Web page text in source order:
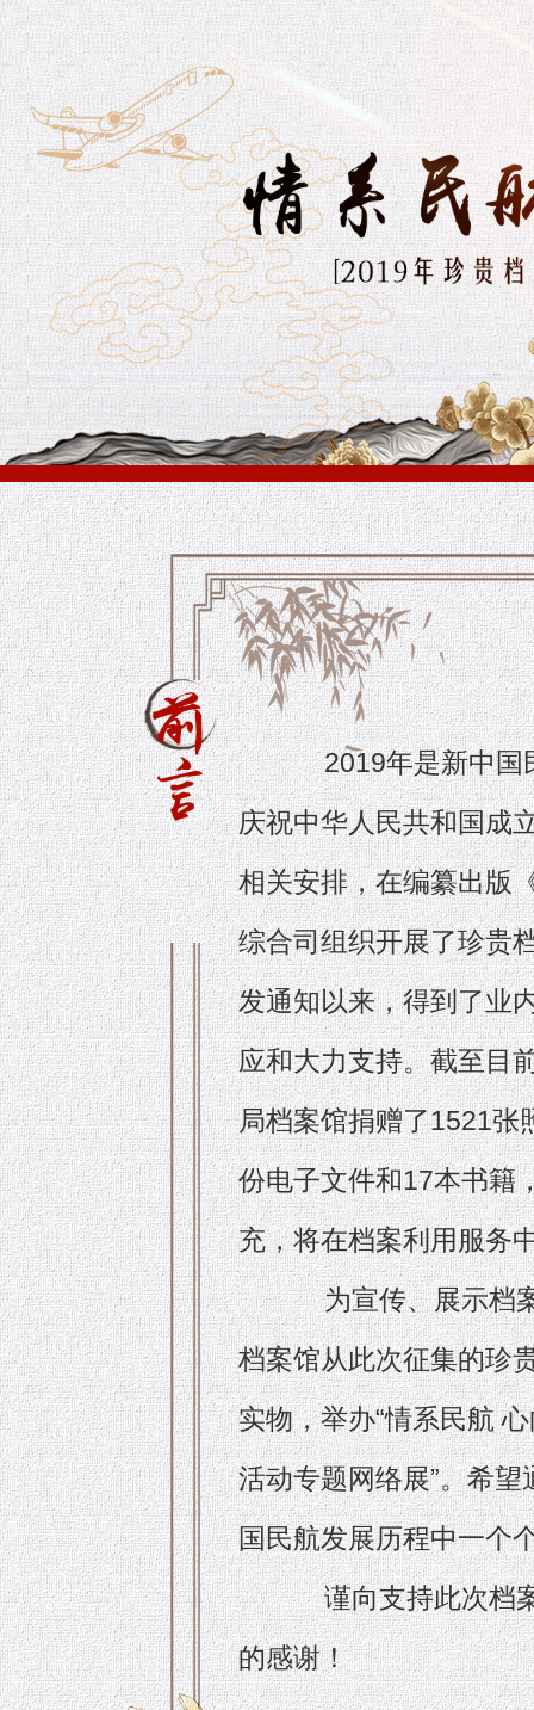
2019年是新中国
庆祝中华人民共和国成
相关安排，在编纂出版
综合司组织开展了珍贵
发通知以来，得到了业
应和大力支持。截至目
局档案馆捐赠了1521张
份电子文件和17本书籍
充，将在档案利用服务
为宣传、展示档
档案馆从此次征集的珍
实物，举办“情系民航
活动专题网络展”。希
国民航发展历程中一个
谨向支持此次档
的感谢！